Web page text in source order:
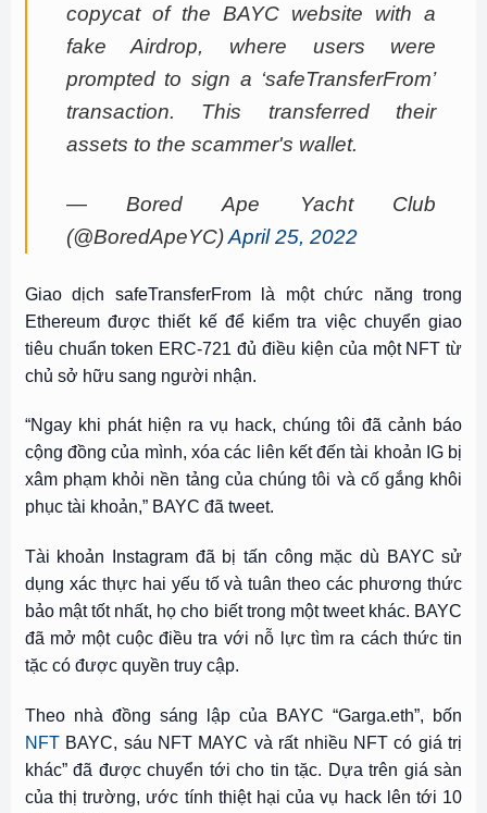
copycat of the BAYC website with a
fake Airdrop, where users were
prompted to sign a ‘safeTransferFrom’
transaction. This transferred their
assets to the scammer's wallet.
— Bored Ape Yacht Club
(@BoredApeYC)April 25, 2022
Giao dịch safeTransferFrom là một chức năng trong
Ethereum được thiết kế để kiểm tra việc chuyển giao
tiêu chuẩn token ERC-721 đủ điều kiện của một NFT từ
chủ sở hữu sang người nhận.
“Ngay khi phát hiện ra vụ hack, chúng tôi đã cảnh báo
cộng đồng của mình, xóa các liên kết đến tài khoản IG bị
xâm phạm khỏi nền tảng của chúng tôi và cố gắng khôi
phục tài khoản,” BAYC đã tweet.
Tài khoản Instagram đã bị tấn công mặc dù BAYC sử
dụng xác thực hai yếu tố và tuân theo các phương thức
bảo mật tốt nhất, họ cho biết trong một tweet khác. BAYC
đã mở một cuộc điều tra với nỗ lực tìm ra cách thức tin
tặc có được quyền truy cập.
Theo nhà đồng sáng lập của BAYC “Garga.eth”, bốn
NFTBAYC, sáu NFT MAYC và rất nhiều NFT có giá trị
khác” đã được chuyển tới cho tin tặc. Dựa trên giá sàn
của thị trường, ước tính thiệt hại của vụ hack lên tới 10